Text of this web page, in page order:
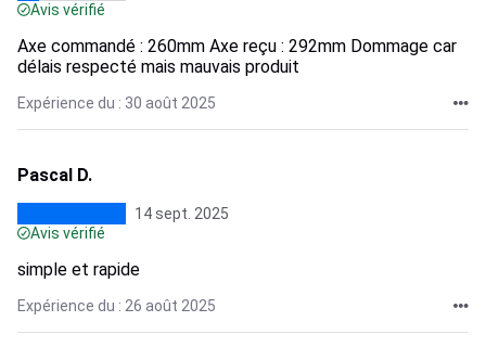
Avis vérifié
Axe commandé : 260mm Axe reçu : 292mm Dommage car
délais respecté mais mauvais produit
Expérience du : 30 août 2025
Pascal D.
14 sept. 2025
Avis vérifié
simple et rapide
Expérience du : 26 août 2025